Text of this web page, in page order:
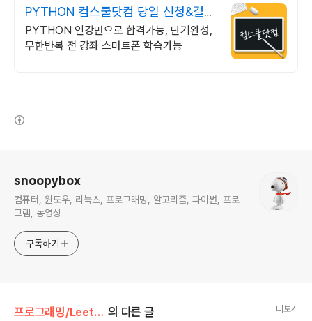
PYTHON 컴스쿨닷컴 당일 신청&결제
시 기프티콘!
PYTHON 인강만으로 합격가능, 단기완성,
무한반복 전 강좌 스마트폰 학습가능
snoopybox
컴퓨터, 윈도우, 리눅스, 프로그래밍, 알고리즘, 파이썬, 프로
그램, 동영상
구독하기
프로그래밍/LeetCode 의 다른 글 더보기